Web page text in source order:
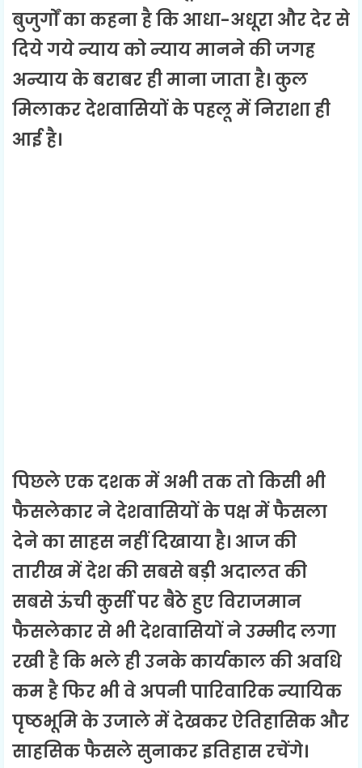
बुजुर्गों का कहना है कि आधा-अधूरा और देर से
दिये गये न्याय को न्याय मानने की जगह
अन्याय के बराबर ही माना जाता है। कुल
मिलाकर देशवासियों के पहलू में निराशा ही
आई है।
पिछले एक दशक में अभी तक तो किसी भी
फैसलेकार ने देशवासियों के पक्ष में फैसला
देने का साहस नहीं दिखाया है। आज की
तारीख में देश की सबसे बड़ी अदालत की
सबसे ऊंची कुर्सी पर बैठे हुए विराजमान
फैसलेकार से भी देशवासियों ने उम्मीद लगा
रखी है कि भले ही उनके कार्यकाल की अवधि
कम है फिर भी वे अपनी पारिवारिक न्यायिक
पृष्ठभूमि के उजाले में देखकर ऐतिहासिक और
साहसिक फैसले सुनाकर इतिहास रचेंगे।